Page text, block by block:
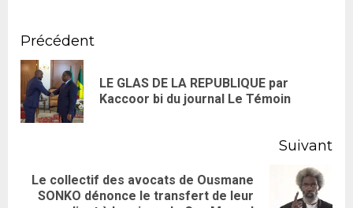
Précédent
LE GLAS DE LA REPUBLIQUE par
Kaccoor bi du journal Le Témoin
Suivant
Le collectif des avocats de Ousmane
SONKO dénonce le transfert de leur